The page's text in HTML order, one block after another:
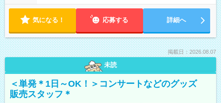
気になる！ 応募する 詳細へ
掲載日：2026.08.07
未読
＜単発＊1日～OK！＞コンサートなどのグッズ
販売スタッフ＊